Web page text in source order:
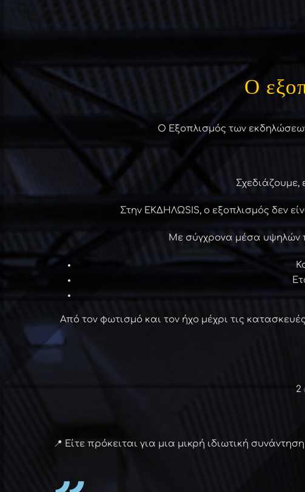
Ο
Ο Εξοπλισμός των
Σχεδιάζουμε,
Στην ΕΚΔΗΛΩSIS, ο εξοπλισμός δεν
Με σύγχρονα μέσα υψηλών
Από τον φωτισμό και τον ήχο μέχρι τις
2
📍 Είτε πρόκειται για μια μικρή ιδιωτική